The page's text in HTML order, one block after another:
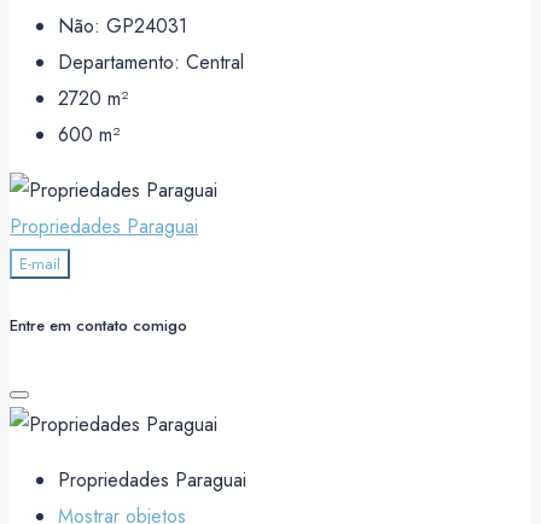
Não: GP24031
Departamento: Central
2720 m²
600 m²
Propriedades Paraguai
E-mail
Entre em contato comigo
Propriedades Paraguai
Mostrar objetos